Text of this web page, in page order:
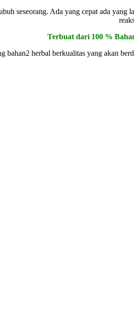
seseorang. Ada yang cepat ada
Terbuat dari 100 %
bahan2 herbal berkualitas yang akan